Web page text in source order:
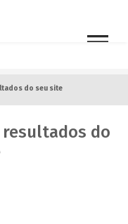
do seu site
resultados do